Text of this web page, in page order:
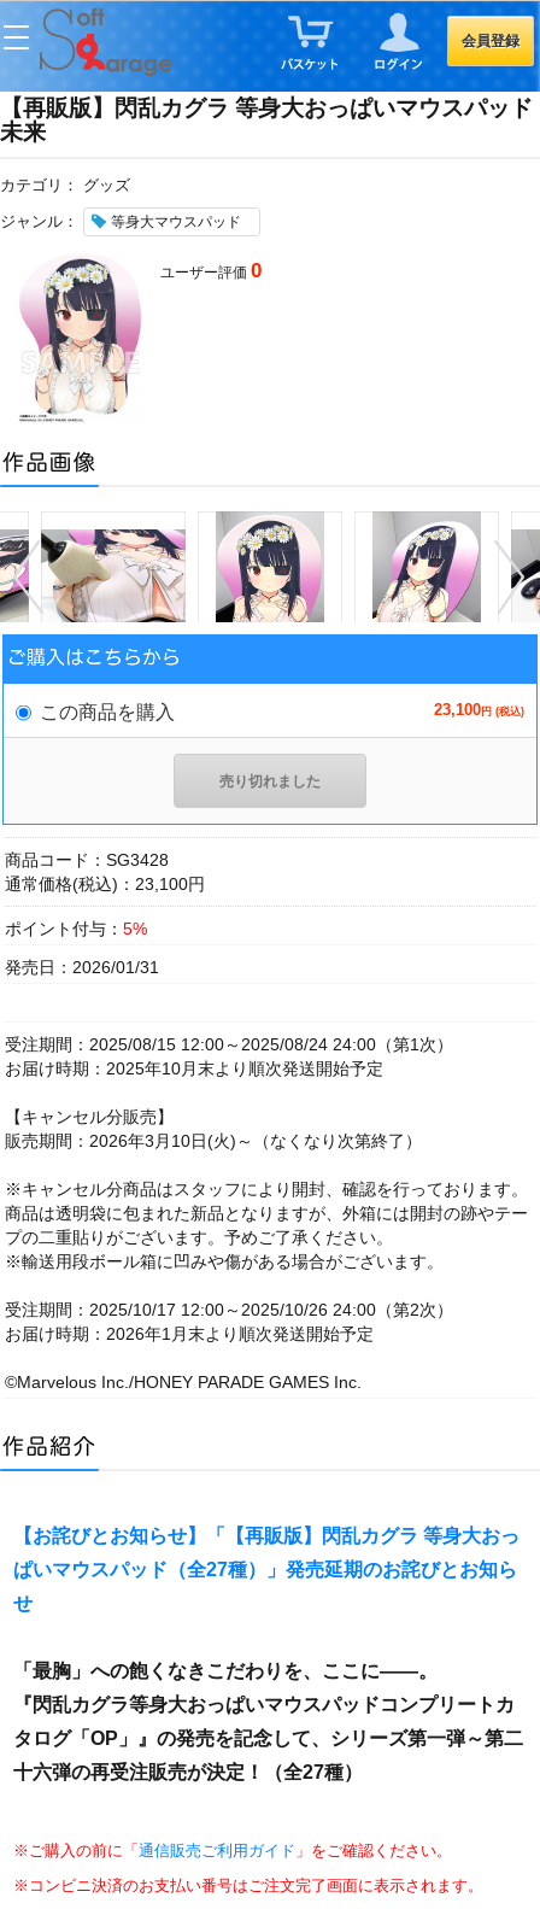
会員登録
【再販版】閃乱カグラ 等身大おっぱいマウスパッド
未来
カテゴリ：
グッズ
ジャンル：
等身大マウスパッド
ユーザー評価0
この商品を購入 23,100円 (税込)
売り切れました
商品コード：SG3428
通常価格(税込)：23,100円
ポイント付与：5%
発売日：2026/01/31
受注期間：2025/08/15 12:00～2025/08/24 24:00（第1次）
お届け時期：2025年10月末より順次発送開始予定
【キャンセル分販売】
販売期間：2026年3月10日(火)～（なくなり次第終了）
※キャンセル分商品はスタッフにより開封、確認を行っております。
商品は透明袋に包まれた新品となりますが、外箱には開封の跡やテー
プの二重貼りがございます。予めご了承ください。
※輸送用段ボール箱に凹みや傷がある場合がございます。
受注期間：2025/10/17 12:00～2025/10/26 24:00（第2次）
お届け時期：2026年1月末より順次発送開始予定
©Marvelous Inc./HONEY PARADE GAMES Inc.
【お詫びとお知らせ】「【再販版】閃乱カグラ 等身大おっ
ぱいマウスパッド（全27種）」発売延期のお詫びとお知ら
せ
「最胸」への飽くなきこだわりを、ここに――。
『閃乱カグラ等身大おっぱいマウスパッドコンプリートカ
タログ「OP」』の発売を記念して、シリーズ第一弾～第二
十六弾の再受注販売が決定！（全27種）
※ご購入の前に「通信販売ご利用ガイド 」をご確認ください。
※コンビニ決済のお支払い番号はご注文完了画面に表示されます。